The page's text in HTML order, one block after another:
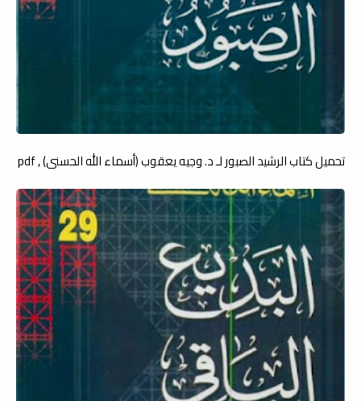
تحميل كتاب الرشيد الصبور لـ د. وجيه يعقوب (أسماء الله الحسنى) , pdf